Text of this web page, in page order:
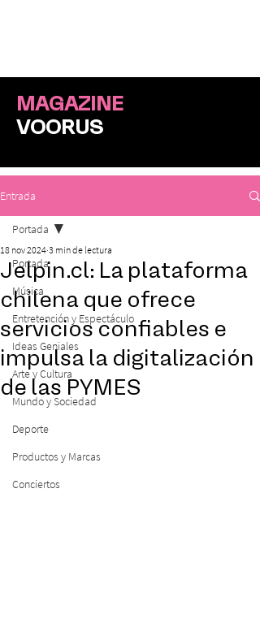
MAGAZINE
VOORUS
Entrada
Portada
Música
Entretención y Espectáculo
Ideas Geniales
Arte y Cultura
Mundo y Sociedad
Deporte
Productos y Marcas
Conciertos
Portada
Jelpin.cl: La plataforma
chilena que ofrece
servicios confiables e
impulsa la digitalización
de las PYMES
18 nov 2024 3 min de lectura